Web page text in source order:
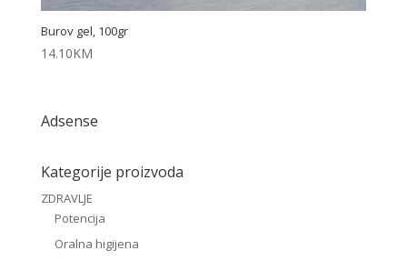
Burov gel, 100gr
14.10KM
Adsense
Kategorije proizvoda
ZDRAVLJE
Potencija
Oralna higijena